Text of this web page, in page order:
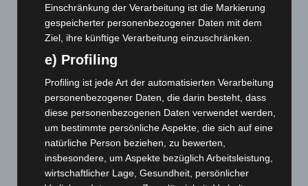
5. August 2026
Celle: Mensch stirbt bei Bagger-Unfall auf Baustelle
5. August 2026
Gasleitung bei McDonald’s-Umbau in Langenhagen
5. August 2026
Anklage nach Abschaltung von „Archetyp Market“ erhoben
3. August 2026
Hannover: Polizei stoppt 166 Trunkenheitsfahrten bei
Einschränkung der Verarbeitung ist die Markierung
gespeicherter personenbezogener Daten mit dem
Ziel, ihre künftige Verarbeitung einzuschränken.
e) Profiling
Profiling ist jede Art der automatisierten Verarbeitung
personenbezogener Daten, die darin besteht, dass
diese personenbezogenen Daten verwendet werden,
um bestimmte persönliche Aspekte, die sich auf eine
natürliche Person beziehen, zu bewerten,
insbesondere, um Aspekte bezüglich Arbeitsleistung,
wirtschaftlicher Lage, Gesundheit, persönlicher